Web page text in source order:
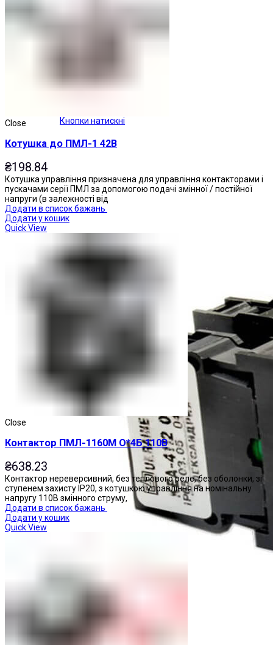
Кнопки натискні
Close
Котушка до ПМЛ-1 42В
₴198.84
Котушка управління призначена для управління контакторами і
пускачами серії ПМЛ за допомогою подачі змінної / постійної
напруги (в залежності від
Додати в список бажань
Додати у кошик
Quick View
Close
Контактор ПМЛ-1160М О*4Б 110В
₴638.23
Контактор нереверсивний, без теплового реле, без оболонки, зі
ступенем захисту IP20, з котушкою управління на номінальну
напругу 110В змінного струму,
Додати в список бажань
Додати у кошик
Quick View